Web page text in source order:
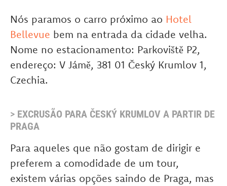
Nós paramos o carro próximo ao Hotel
Bellevue bem na entrada da cidade velha.
Nome no estacionamento: Parkoviště P2,
endereço: V Jámě, 381 01 Český Krumlov 1,
Czechia.
> EXCRUSÃO PARA ČESKÝ KRUMLOV A PARTIR DE
PRAGA
Para aqueles que não gostam de dirigir e
preferem a comodidade de um tour,
existem várias opções saindo de Praga, mas